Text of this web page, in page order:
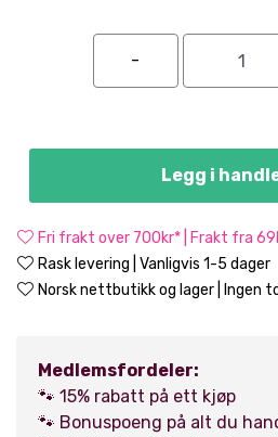
Legg i
Fri frakt over 700kr* | Frakt fra
Rask levering | Vanligvis 1-5 dager
Norsk nettbutikk og lager | Ingen
Medlemsfordeler:
🐾 15% rabatt på ett kjøp
🐾 Bonuspoeng på alt du